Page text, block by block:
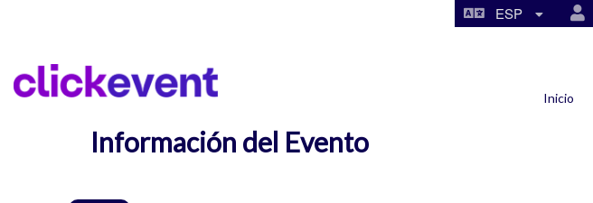
ESP
Inicio
Información del Evento